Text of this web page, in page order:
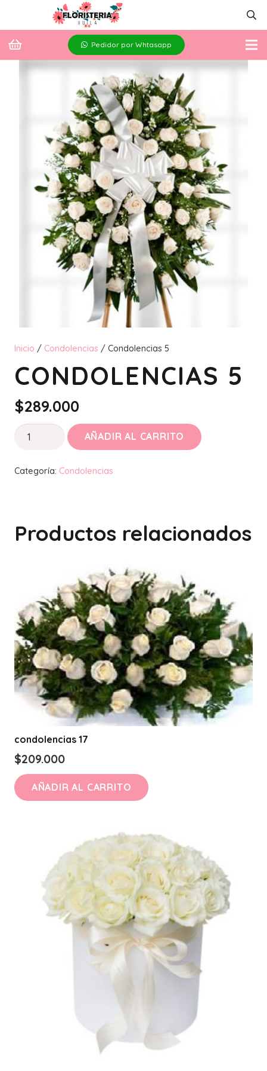
Pedidor por Whtasapp
Inicio / Condolencias / Condolencias 5
CONDOLENCIAS 5
$289.000
Condolencias
cantidad
AÑADIR AL CARRITO
Categoría: Condolencias
Productos relacionados
condolencias 17
$209.000
AÑADIR AL CARRITO